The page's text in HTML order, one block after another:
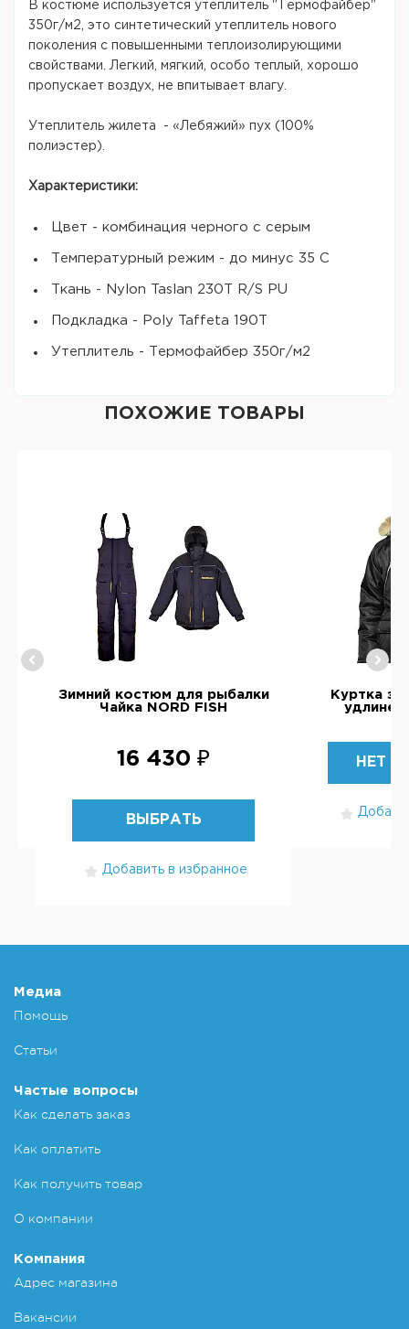
В костюме используется утеплитель "Термофайбер"
350г/м2, это синтетический утеплитель нового
поколения с повышенными теплоизолирующими
свойствами. Легкий, мягкий, особо теплый, хорошо
пропускает воздух, не впитывает влагу.
Утеплитель жилета - «Лебяжий» пух (100%
полиэстер).
Характеристики:
Цвет - комбинация черного с серым
Температурный режим - до минус 35 С
Ткань - Nylon Taslan 230T R/S PU
Подкладка - Poly Taffeta 190T
Утеплитель - Термофайбер 350г/м2
ПОХОЖИЕ ТОВАРЫ
Зимний костюм для рыбалки
Чайка NORD FISH
16 430 ₽
ВЫБРАТЬ
Добавить в избранное
Куртка
НЕТ В
Медиа
Помощь
Статьи
Частые вопросы
Как сделать заказ
Как оплатить
Как получить товар
О компании
Компания
Адрес магазина
Вакансии